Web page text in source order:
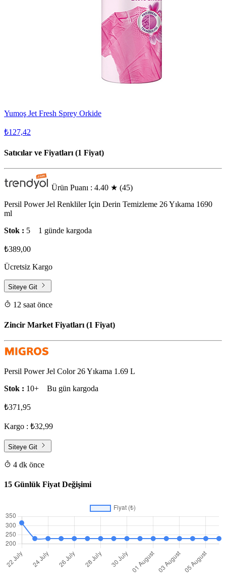
Yumoş Jet Fresh Sprey Orkide
₺127,42
Satıcılar ve Fiyatları (1 Fiyat)
Ürün Puanı : 4.40 ★ (45)
Persil Power Jel Renkliler Için Derin Temizleme 26 Yıkama 1690
ml
Stok : 5 1 günde kargoda
₺389,00
Ücretsiz Kargo
Siteye Git
12 saat önce
Zincir Market Fiyatları (1 Fiyat)
Persil Power Jel Color 26 Yıkama 1.69 L
Stok : 10+ Bu gün kargoda
₺371,95
Kargo : ₺32,99
Siteye Git
4 dk önce
15 Günlük Fiyat Değişimi